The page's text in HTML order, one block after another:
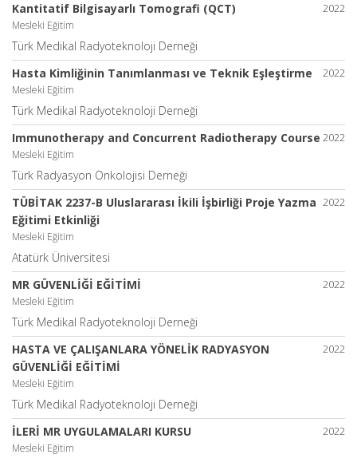
2022
Kantitatif Bilgisayarlı Tomografi (QCT)
Mesleki Eğitim
Türk Medikal Radyoteknoloji Derneği
2022
Hasta Kimliğinin Tanımlanması ve Teknik Eşleştirme
Mesleki Eğitim
Türk Medikal Radyoteknoloji Derneği
2022
Immunotherapy and Concurrent Radiotherapy Course
Mesleki Eğitim
Türk Radyasyon Onkolojisi Derneği
2022
TÜBİTAK 2237-B Uluslararası İkili İşbirliği Proje Yazma
Eğitimi Etkinliği
Mesleki Eğitim
Atatürk Üniversitesi
2022
MR GÜVENLİĞİ EĞİTİMİ
Mesleki Eğitim
Türk Medikal Radyoteknoloji Derneği
2022
HASTA VE ÇALIŞANLARA YÖNELİK RADYASYON
GÜVENLİĞİ EĞİTİMİ
Mesleki Eğitim
Türk Medikal Radyoteknoloji Derneği
2022
İLERİ MR UYGULAMALARI KURSU
Mesleki Eğitim